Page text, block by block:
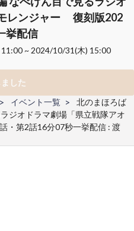
レンジャー 復刻版202
挙配信
~ 2024/10/31(木) 15:00
した
イベント一覧
北のまほろば
ジオドラマ劇場「県立戦隊アオ
第2話16分07秒一挙配信 : 渡